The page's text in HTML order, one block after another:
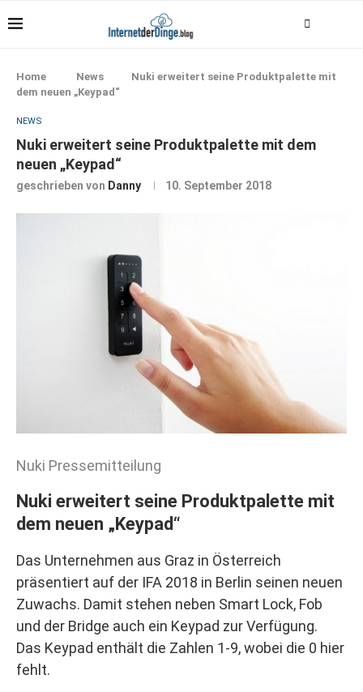
Home News
Nuki erweitert seine Produktpalette mit
dem neuen „Keypad“
NEWS
Nuki erweitert seine Produktpalette mit dem
neuen „Keypad“
geschrieben von Danny 10. September 2018
Nuki Pressemitteilung
Nuki erweitert seine Produktpalette mit
dem neuen „Keypad“
Das Unternehmen aus Graz in Österreich
präsentiert auf der IFA 2018 in Berlin seinen neuen
Zuwachs. Damit stehen neben Smart Lock, Fob
und der Bridge auch ein Keypad zur Verfügung.
Das Keypad enthält die Zahlen 1-9, wobei die 0 hier
fehlt.